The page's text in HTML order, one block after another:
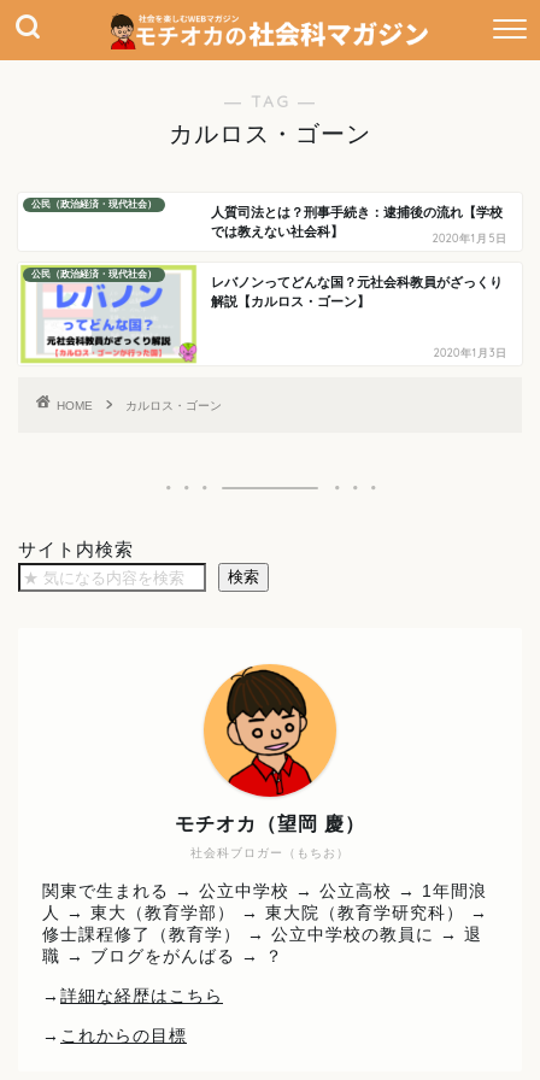
― TAG ―
カルロス・ゴーン
公民（政治経済・現代社会）
人質司法とは？刑事手続き：逮捕後の流れ【学校
では教えない社会科】
2020年1月5日
公民（政治経済・現代社会）
レバノンってどんな国？元社会科教員がざっくり
解説【カルロス・ゴーン】
2020年1月3日
HOME カルロス・ゴーン
サイト内検索
検索
社会科ブロガー（もちお）
モチオカ（望岡 慶）
関東で生まれる → 公立中学校 → 公立高校 → 1年間浪
人 → 東大（教育学部） → 東大院（教育学研究科） →
修士課程修了（教育学） → 公立中学校の教員に → 退
職 → ブログをがんばる → ？
→ 詳細な経歴はこちら
→ これからの目標